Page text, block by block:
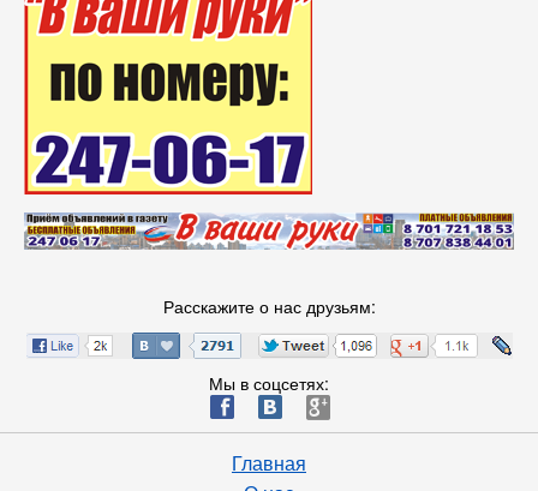
Расскажите о нас друзьям:
Мы в соцсетях:
ä æ è
Главная